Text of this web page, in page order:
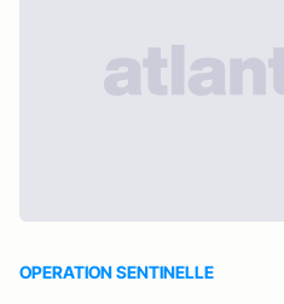
OPERATION SENTINELLE